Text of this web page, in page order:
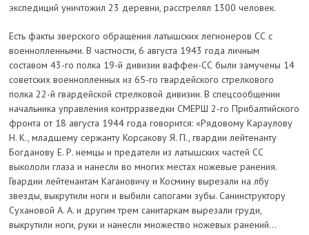
экспедиций уничтожил 23 деревни, расстрелял 1300 человек.
Есть факты зверского обращения латышских легионеров СС с
военнопленными. В частности, 6 августа 1943 года личным
составом 43-го полка 19-й дивизии ваффен-СС были замучены 14
советских военнопленных из 65-го гвардейского стрелкового
полка 22-й гвардейской стрелковой дивизии. В спецсообщении
начальника управления контрразведки СМЕРШ 2-го Прибалтийского
фронта от 18 августа 1944 года говорится: «Рядовому Караулову
Н. К., младшему сержанту Корсакову Я. П., гвардии лейтенанту
Богданову Е. Р. немцы и предатели из латышских частей СС
выкололи глаза и нанесли во многих местах ножевые ранения.
Гвардии лейтенантам Кагановичу и Космину вырезали на лбу
звезды, выкрутили ноги и выбили сапогами зубы. Санинструктору
Сухановой А. А. и другим трем санитаркам вырезали груди,
выкрутили ноги, руки и нанесли множество ножевых ранений…